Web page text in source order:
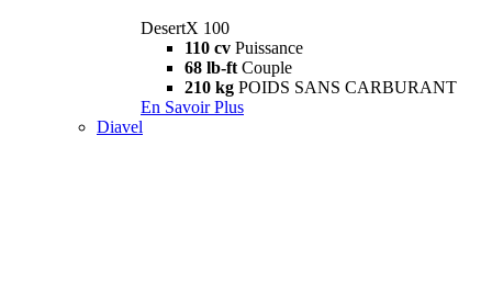
DesertX 100
110 cv Puissance
68 lb-ft Couple
210 kg POIDS SANS CARBURANT
En Savoir Plus
Diavel